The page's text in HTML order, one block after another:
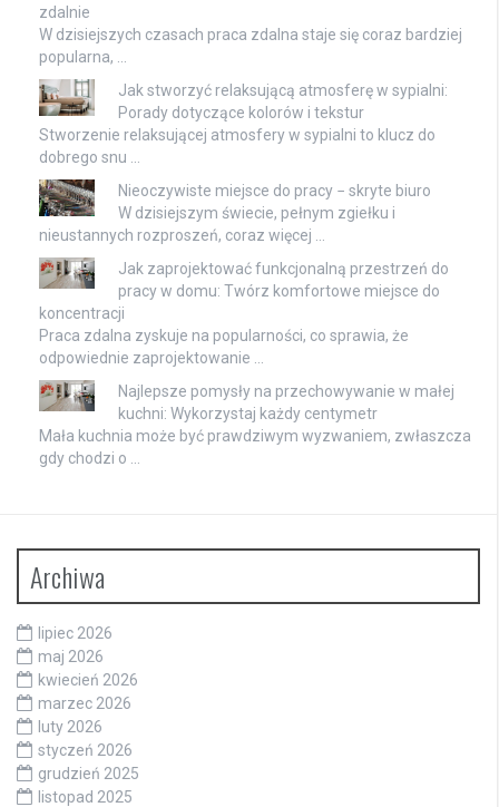
zdalnie
W dzisiejszych czasach praca zdalna staje się coraz bardziej
popularna, …
Jak stworzyć relaksującą atmosferę w sypialni:
Porady dotyczące kolorów i tekstur
Stworzenie relaksującej atmosfery w sypialni to klucz do
dobrego snu …
Nieoczywiste miejsce do pracy − skryte biuro
W dzisiejszym świecie, pełnym zgiełku i
nieustannych rozproszeń, coraz więcej …
Jak zaprojektować funkcjonalną przestrzeń do
pracy w domu: Twórz komfortowe miejsce do
koncentracji
Praca zdalna zyskuje na popularności, co sprawia, że
odpowiednie zaprojektowanie …
Najlepsze pomysły na przechowywanie w małej
kuchni: Wykorzystaj każdy centymetr
Mała kuchnia może być prawdziwym wyzwaniem, zwłaszcza
gdy chodzi o …
Archiwa
lipiec 2026
maj 2026
kwiecień 2026
marzec 2026
luty 2026
styczeń 2026
grudzień 2025
listopad 2025